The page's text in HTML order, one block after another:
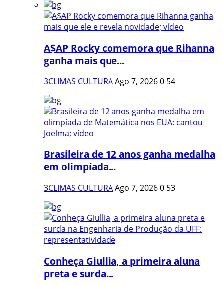
A$AP Rocky comemora que Rihanna
ganha mais que...
3CLIMAS CULTURAAgo 7, 20260 54
Brasileira de 12 anos ganha medalha
em olimpíada...
3CLIMAS CULTURAAgo 7, 20260 53
Conheça Giullia, a primeira aluna
preta e surda...